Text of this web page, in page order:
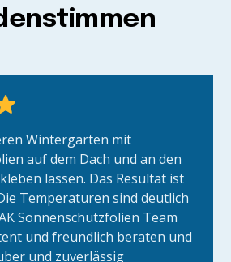
Wintergarten mit
auf dem Dach und an den
lassen. Das Resultat ist
Temperaturen sind deutlich
Sonnenschutzfolien Team
und freundlich beraten und
und zuverlässig